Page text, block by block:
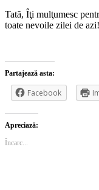
Tată, Îţi mulţumesc
toate nevoile zilei de azi!
Partajează asta:
Facebook
Apreciază:
Încarc...